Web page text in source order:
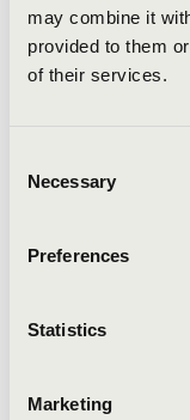
may combine it
provided to them
of their services.
Selection
Necessary
Preferences
Statistics
Marketing
J.S Bach: e-moll
orgona
J.S. Bach: a-moll
Courante;
J.S. Bach: G-dúr
Etelka